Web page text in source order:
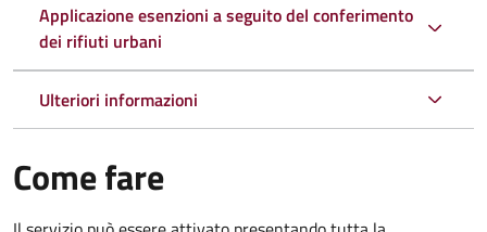
Applicazione esenzioni a seguito del conferimento
dei rifiuti urbani
Ulteriori informazioni
Come fare